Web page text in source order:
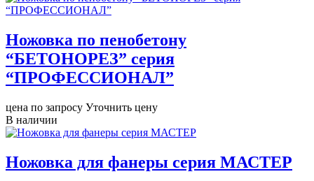
Ножовка по пенобетону
“БЕТОНОРЕЗ” серия
“ПРОФЕССИОНАЛ”
цена по запросу Уточнить цену
В наличии
Ножовка для фанеры серия МАСТЕР